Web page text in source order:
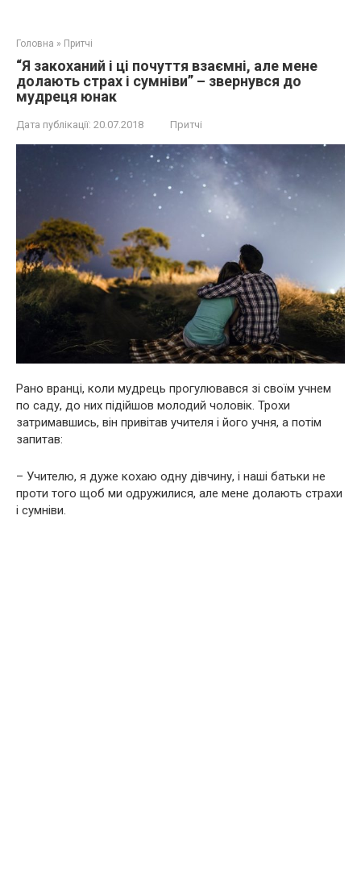
Головна » Притчі
“Я закоханий і ці почуття взаємні, але мене
долають стpaх і сумніви” – звернувся до
мудреця юнак
Дата публікації: 20.07.2018 Притчі
Рано вранці, коли мудрець прогулювався зі своїм учнем
по саду, до них підійшов молодий чоловік. Трохи
затримавшись, він привітав учителя і його учня, а потім
запитав:
– Учителю, я дуже кохаю одну дівчину, і наші батьки не
проти того щоб ми одружилися, але мене долають страхи
і сумніви.